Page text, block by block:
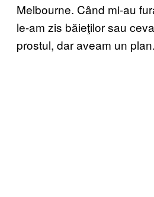
Melbourne. Când mi-au
le-am zis băieţilor sau
prostul, dar aveam un plan.